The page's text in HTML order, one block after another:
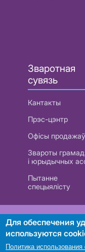
Зваротная
сувязь
Кантакты
Прэс-цэнтр
Офісы продажаў
Звароты
і юрыдычных
Пытанне
спецыялісту
РУП «Белтэлекам».
Для обеспечения
используются
Политика